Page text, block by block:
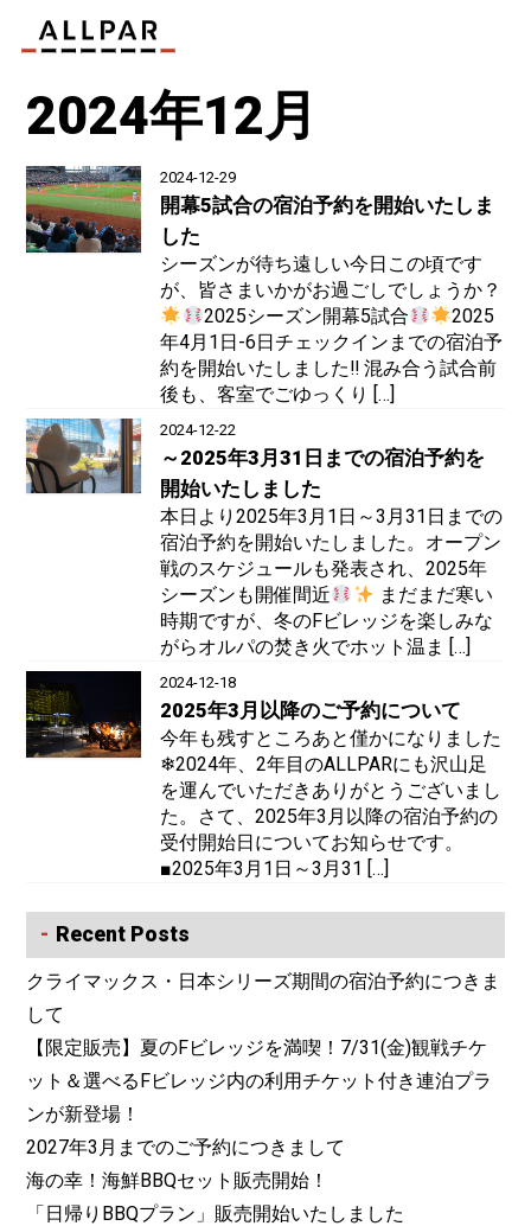
2024年12月
2024-12-29
開幕5試合の宿泊予約を開始いたしま
した
シーズンが待ち遠しい今日この頃です
が、皆さまいかがお過ごしでしょうか？
2025シーズン開幕5試合
2025
年4月1日-6日チェックインまでの宿泊予
約を開始いたしました‼︎ 混み合う試合前
後も、客室でごゆっくり […]
2024-12-22
～2025年3月31日までの宿泊予約を
開始いたしました
本日より2025年3月1日～3月31日までの
宿泊予約を開始いたしました。オープン
戦のスケジュールも発表され、2025年
シーズンも開催間近
まだまだ寒い
時期ですが、冬のFビレッジを楽しみな
がらオルパの焚き火でホット温ま […]
2024-12-18
2025年3月以降のご予約について
今年も残すところあと僅かになりました
❄2024年、2年目のALLPARにも沢山足
を運んでいただきありがとうございまし
た。さて、2025年3月以降の宿泊予約の
受付開始日についてお知らせです。
■2025年3月1日～3月31 […]
Recent Posts
クライマックス・日本シリーズ期間の宿泊予約につきま
して
【限定販売】夏のFビレッジを満喫！7/31(金)観戦チケ
ット＆選べるFビレッジ内の利用チケット付き連泊プラ
ンが新登場！
2027年3月までのご予約につきまして
海の幸！海鮮BBQセット販売開始！
「日帰りBBQプラン」販売開始いたしました